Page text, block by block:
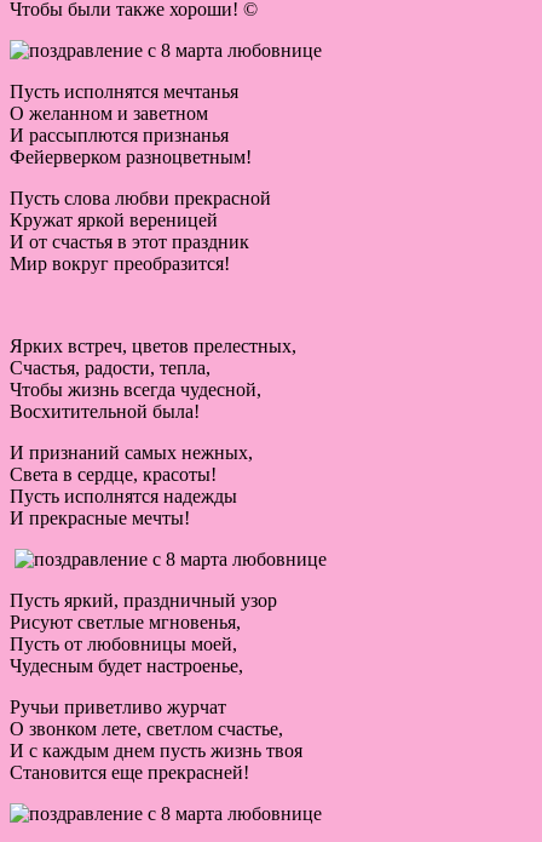
Чтобы были также хороши! ©
Пусть исполнятся мечтанья
О желанном и заветном
И рассыплются признанья
Фейерверком разноцветным!
Пусть слова любви прекрасной
Кружат яркой вереницей
И от счастья в этот праздник
Мир вокруг преобразится!
Ярких встреч, цветов прелестных,
Счастья, радости, тепла,
Чтобы жизнь всегда чудесной,
Восхитительной была!
И признаний самых нежных,
Света в сердце, красоты!
Пусть исполнятся надежды
И прекрасные мечты!
Пусть яркий, праздничный узор
Рисуют светлые мгновенья,
Пусть от любовницы моей,
Чудесным будет настроенье,
Ручьи приветливо журчат
О звонком лете, светлом счастье,
И с каждым днем пусть жизнь твоя
Становится еще прекрасней!